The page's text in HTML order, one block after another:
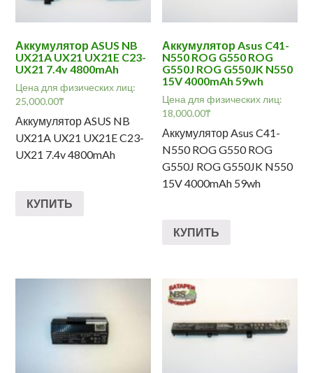
Аккумулятор ASUS NB
UX21A UX21 UX21E C23-
UX21 7.4v 4800mAh
Цена для физических лиц:
25,000.00₸
Аккумулятор ASUS NB
UX21A UX21 UX21E C23-
UX21 7.4v 4800mAh
КУПИТЬ
Аккумулятор Asus C41-
N550 ROG G550 ROG
G550J ROG G550JK N550
15V 4000mAh 59wh
Цена для физических лиц:
18,000.00₸
Аккумулятор Asus C41-
N550 ROG G550 ROG
G550J ROG G550JK N550
15V 4000mAh 59wh
КУПИТЬ